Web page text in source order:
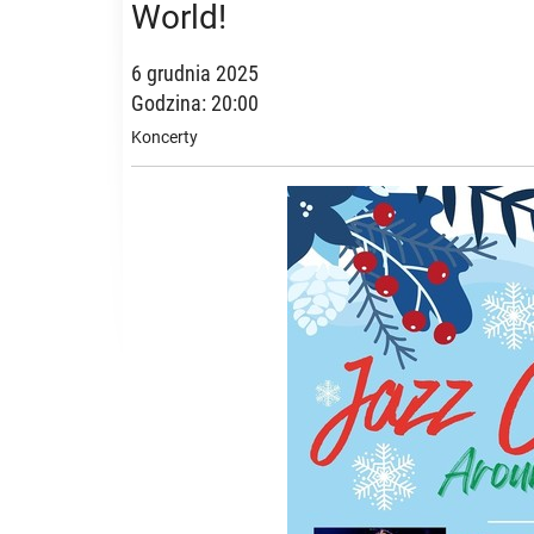
World!
6 grudnia 2025
Godzina: 20:00
Koncerty